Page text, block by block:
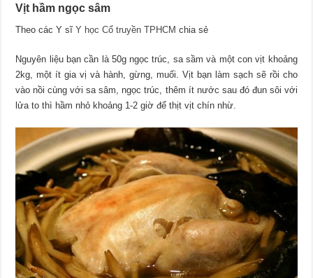
Vịt hầm ngọc sâm
Theo các Y sĩY học Cổ truyền TPHCM chia sẻ
Nguyên liệu bạn cần là 50g ngọc trúc, sa sầm và một con vịt khoảng
2kg, một ít gia vị và hành, gừng, muối. Vịt bạn làm sạch sẽ rồi cho
vào nồi cùng với sa sâm, ngọc trúc, thêm ít nước sau đó đun sôi với
lửa to thì hầm nhỏ khoảng 1-2 giờ để thịt vịt chín nhừ.